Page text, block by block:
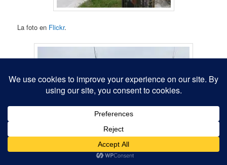
La foto en Flickr.